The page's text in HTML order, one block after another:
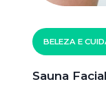
BELEZA E
Sauna Facial